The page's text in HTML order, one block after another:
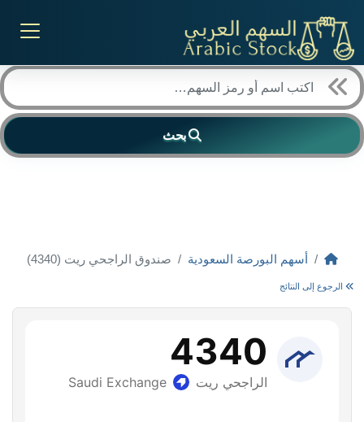
بحث
أسهم البورصة السعودية صندوق الراجحي ريت (4340)
الرجوع إلى النتائج